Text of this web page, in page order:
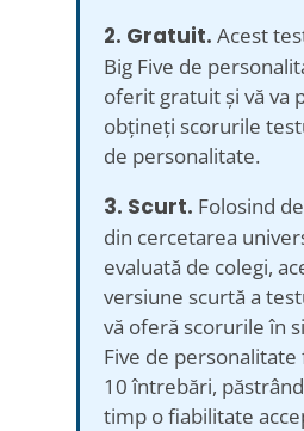
2. Gratuit. Acest
Big Five de
oferit gratuit și vă va
obțineți scorurile
de personalitate.
3. Scurt. Folosind
din cercetarea
evaluată de colegi,
versiune scurtă a
vă oferă scorurile în
Five de
10 întrebări,
timp o fiabilitate